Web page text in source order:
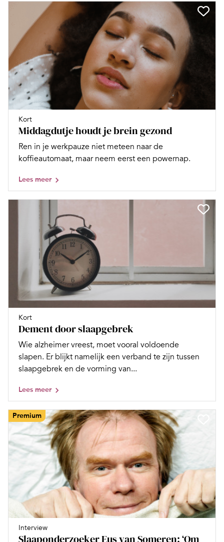
Kort
Middagdutje houdt je brein gezond
Ren in je werkpauze niet meteen naar de
koffieautomaat, maar neem eerst een powernap.
Lees meer
Kort
Dement door slaapgebrek
Wie alzheimer vreest, moet vooral voldoende
slapen. Er blijkt namelijk een verband te zijn tussen
slaapgebrek en de vorming van...
Lees meer
Premium
Interview